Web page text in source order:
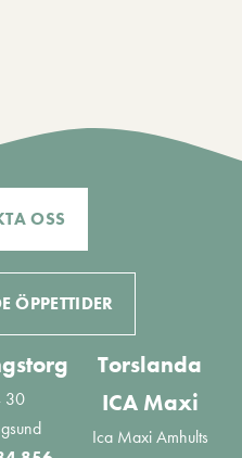
OSS
ÖPPETTIDER
30
Torslanda
ICA Maxi
Ica Maxi Amhults